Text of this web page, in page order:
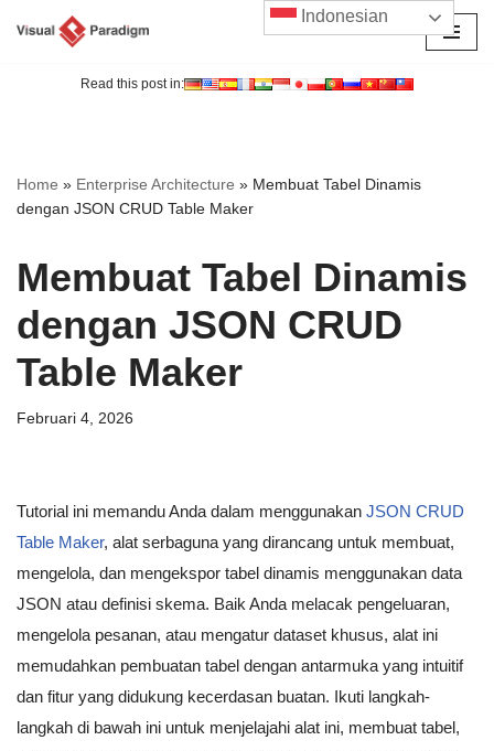
Read this post in:
Home » Enterprise Architecture » Membuat Tabel Dinamis
dengan JSON CRUD Table Maker
Membuat Tabel Dinamis
dengan JSON CRUD
Table Maker
Februari 4, 2026
Tutorial ini memandu Anda dalam menggunakan JSON CRUD
Table Maker, alat serbaguna yang dirancang untuk membuat,
mengelola, dan mengekspor tabel dinamis menggunakan data
JSON atau definisi skema. Baik Anda melacak pengeluaran,
mengelola pesanan, atau mengatur dataset khusus, alat ini
memudahkan pembuatan tabel dengan antarmuka yang intuitif
dan fitur yang didukung kecerdasan buatan. Ikuti langkah-
langkah di bawah ini untuk menjelajahi alat ini, membuat tabel,
Indonesian